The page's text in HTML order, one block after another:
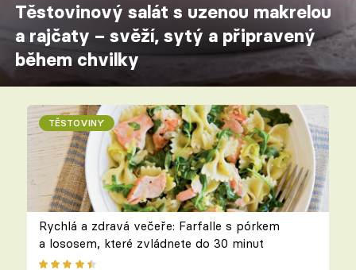
Těstovinový salát s uzenou makrelou
a rajčaty – svěží, sytý a připravený
během chvilky
TĚSTOVINY
Rychlá a zdravá večeře: Farfalle s pórkem
a lososem, které zvládnete do 30 minut